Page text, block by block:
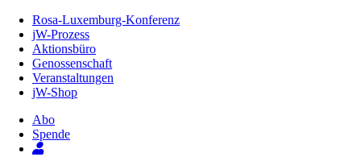
Inhalt
Seite
Rosa-Luxemburg-Konferenz
jW-Prozess
Aktionsbüro
Genossenschaft
Veranstaltungen
jW-Shop
Abo
Spende